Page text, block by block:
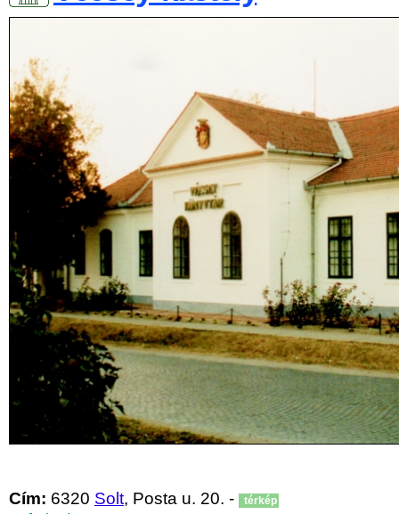
Cím: 6320 Solt, Posta u. 20. - térkép